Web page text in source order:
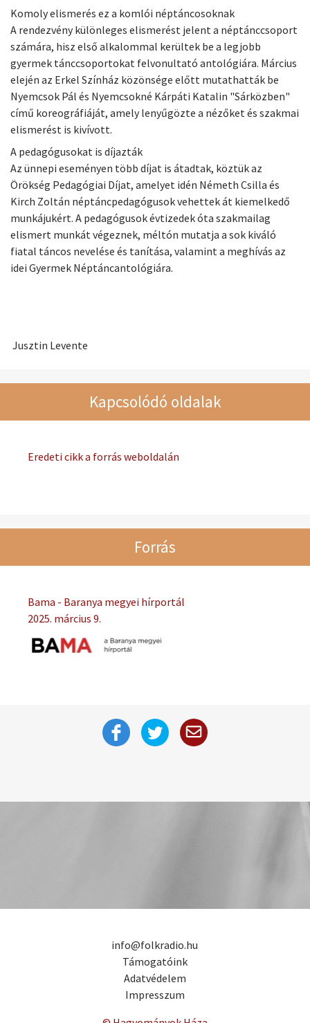
Komoly elismerés ez a komlói néptáncosoknak
A rendezvény különleges elismerést jelent a néptánccsoport
számára, hisz első alkalommal kerültek be a legjobb
gyermek tánccsoportokat felvonultató antológiára. Március
elején az Erkel Színház közönsége előtt mutathatták be
Nyemcsok Pál és Nyemcsokné Kárpáti Katalin "Sárközben"
című koreográfiáját, amely lenyűgözte a nézőket és szakmai
elismerést is kivívott.
A pedagógusokat is díjazták
Az ünnepi eseményen több díjat is átadtak, köztük az
Örökség Pedagógiai Díjat, amelyet idén Németh Csilla és
Kirch Zoltán néptáncpedagógusok vehettek át kiemelkedő
munkájukért. A pedagógusok évtizedek óta szakmailag
elismert munkát végeznek, méltón mutatja a sok kiváló
fiatal táncos nevelése és tanítása, valamint a meghívás az
idei Gyermek Néptáncantológiára.
Jusztin Levente
Kapcsolódó oldalak
Eredeti cikk a forrás weboldalán
Forrás
Bama - Baranya megyei hírportál
2025. március 9.
info@folkradio.hu
Támogatóink
Adatvédelem
Impresszum